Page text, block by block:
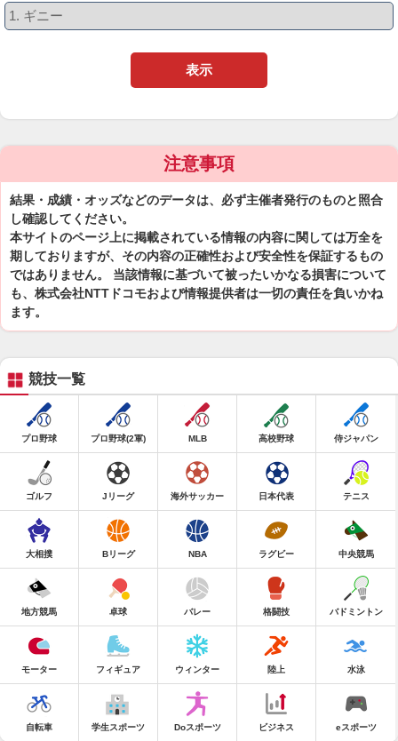
表示
注意事項
結果・成績・オッズなどのデータは、必ず主催者発行のものと照合
し確認してください。
本サイトのページ上に掲載されている情報の内容に関しては万全を
期しておりますが、その内容の正確性および安全性を保証するもの
ではありません。 当該情報に基づいて被ったいかなる損害について
も、株式会社NTTドコモおよび情報提供者は一切の責任を負いかね
ます。
競技一覧
プロ野球 プロ野球(2軍) MLB 高校野球 侍ジャパン
ゴルフ Jリーグ 海外サッカー 日本代表 テニス
大相撲 Bリーグ NBA ラグビー 中央競馬
地方競馬 卓球 バレー 格闘技 バドミントン
モーター フィギュア ウィンター 陸上 水泳
自転車 学生スポーツ Doスポーツ ビジネス eスポーツ